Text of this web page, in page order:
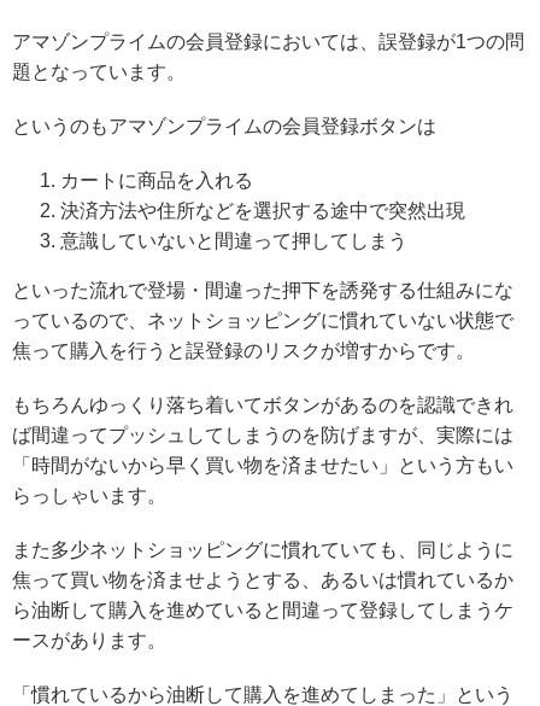
アマゾンプライムの会員登録においては、誤登録が1つの問
題となっています。
というのもアマゾンプライムの会員登録ボタンは
カートに商品を入れる
決済方法や住所などを選択する途中で突然出現
意識していないと間違って押してしまう
といった流れで登場・間違った押下を誘発する仕組みにな
っているので、ネットショッピングに慣れていない状態で
焦って購入を行うと誤登録のリスクが増すからです。
もちろんゆっくり落ち着いてボタンがあるのを認識できれ
ば間違ってプッシュしてしまうのを防げますが、実際には
「時間がないから早く買い物を済ませたい」という方もい
らっしゃいます。
また多少ネットショッピングに慣れていても、同じように
焦って買い物を済ませようとする、あるいは慣れているか
ら油断して購入を進めていると間違って登録してしまうケ
ースがあります。
「慣れているから油断して購入を進めてしまった」という